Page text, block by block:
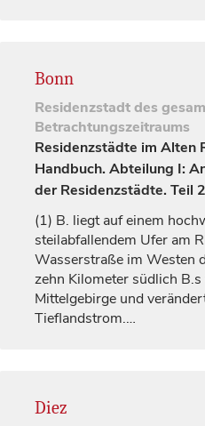
Bonn
Residenzstadtdes
Betrachtungszeitraums
Residenzstädte im Alten
Handbuch. Abteilung I:
der Residenzstädte. Teil
(1) B. liegt auf einem
steilabfallendem Ufer am
Wasserstraße im Westen
zehn Kilometer südlich
Mittelgebirge und
Tieflandstrom.…
Diez